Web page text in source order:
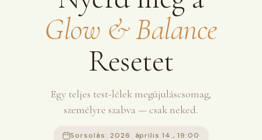
Glow & Balance
Resetet
Egy teljes test-lélek megújuláscsomag,
személyre szabva — csak neked.
Sorsolás: 2026. április 14., 19:00